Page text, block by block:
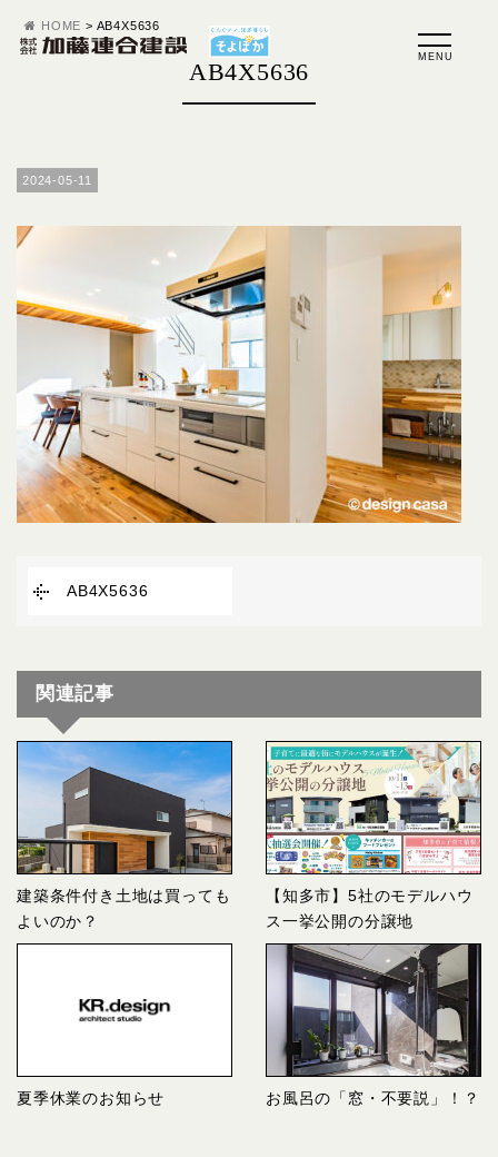
HOME > AB4X5636
AB4X5636
2024-05-11
AB4X5636
関連記事
建築条件付き土地は買っても
よいのか？
【知多市】5社のモデルハウ
ス一挙公開の分譲地
夏季休業のお知らせ お風呂の「窓・不要説」！？